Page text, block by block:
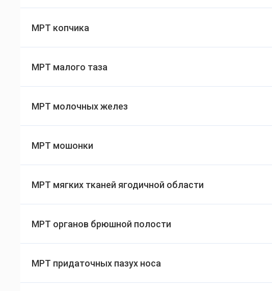
МРТ копчика
МРТ малого таза
МРТ молочных желез
МРТ мошонки
МРТ мягких тканей ягодичной области
МРТ органов брюшной полости
МРТ придаточных пазух носа